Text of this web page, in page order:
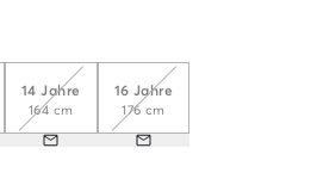
14 Jahre
164 cm
16 Jahre
176 cm